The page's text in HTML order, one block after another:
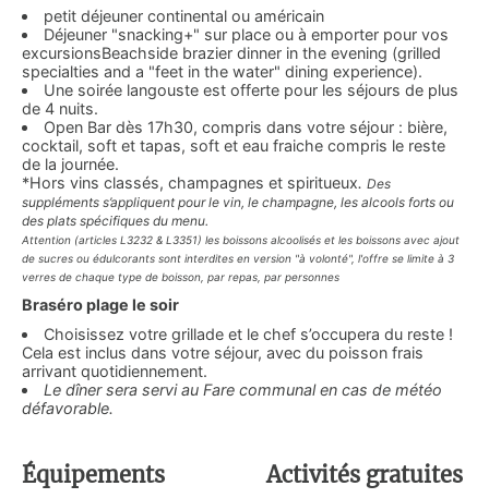
petit déjeuner continental ou américain
Déjeuner "snacking+" sur place ou à emporter pour vos
excursionsBeachside brazier dinner in the evening (grilled
specialties and a "feet in the water" dining experience).
Une soirée langouste est offerte pour les séjours de plus
de 4 nuits.
Open Bar dès 17h30, compris dans votre séjour : bière,
cocktail, soft et tapas, soft et eau fraiche compris le reste
de la journée.
*Hors vins classés, champagnes et spiritueux. Des
suppléments s’appliquent pour le vin, le champagne, les alcools forts ou
des plats spécifiques du menu.
Attention (articles L3232 & L3351) les boissons alcoolisés et les boissons avec ajout
de sucres ou édulcorants sont interdites en version "à volonté", l'offre se limite à 3
verres de chaque type de boisson, par repas, par personnes
Braséro plage le soir
Choisissez votre grillade et le chef s’occupera du reste !
Cela est inclus dans votre séjour, avec du poisson frais
arrivant quotidiennement.
Le dîner sera servi au Fare communal en cas de météo
défavorable.
Équipements Activités gratuites